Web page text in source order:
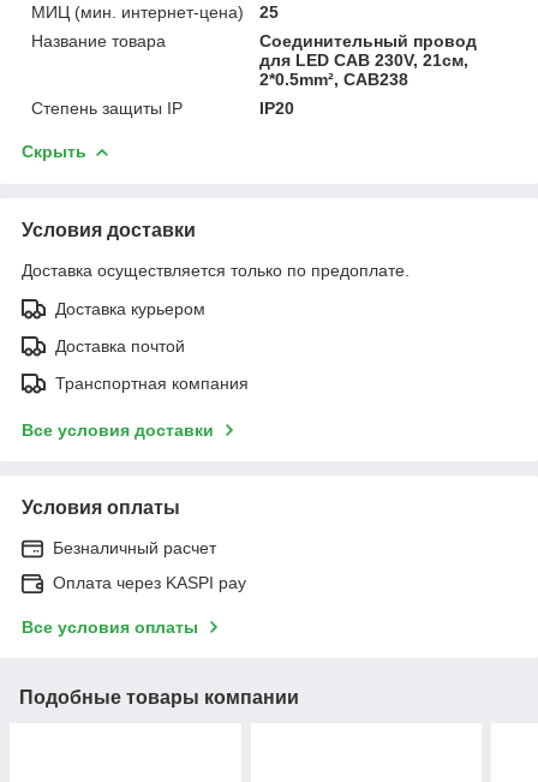
МИЦ (мин. интернет-цена)
25
Название товара
Соединительный провод
для LED CAB 230V, 21см,
2*0.5mm², CAB238
Степень защиты IP
IP20
Скрыть
Условия доставки
Доставка осуществляется только по предоплате.
Доставка курьером
Доставка почтой
Транспортная компания
Все условия доставки
Условия оплаты
Безналичный расчет
Оплата через KASPI pay
Все условия оплаты
Подобные товары компании